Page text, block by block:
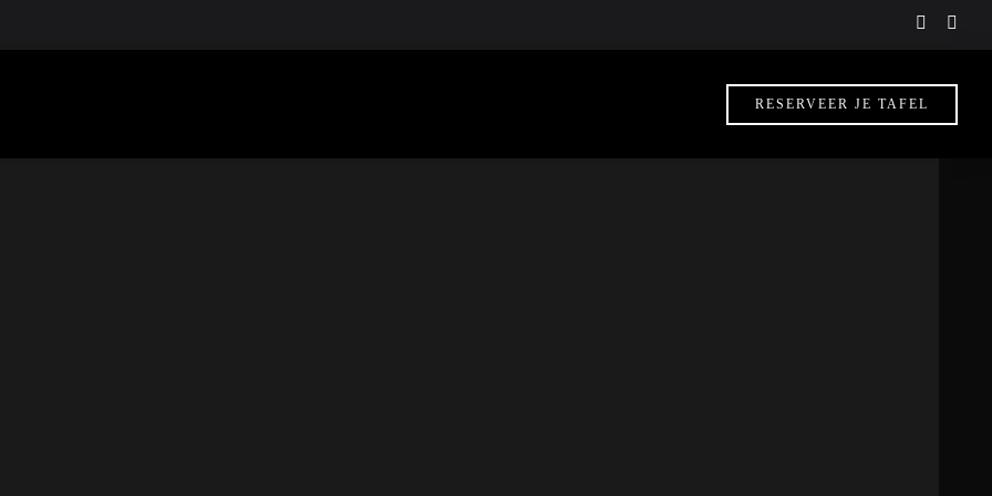
RESERVEER JE TAFEL